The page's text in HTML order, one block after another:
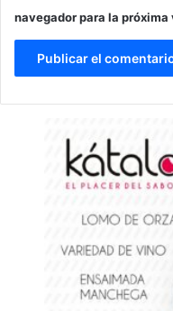
navegador para la próxima